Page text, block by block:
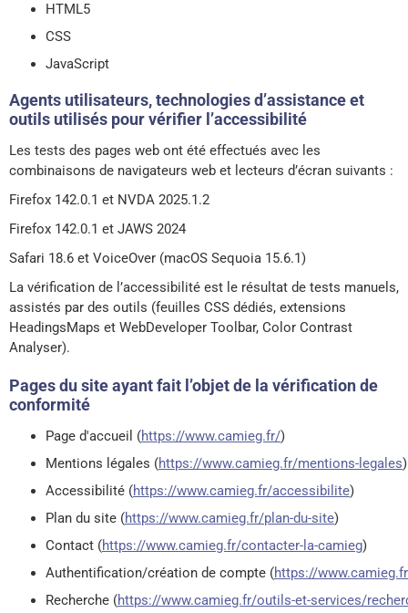
HTML5
CSS
JavaScript
Agents utilisateurs, technologies d’assistance et
outils utilisés pour vérifier l’accessibilité
Les tests des pages web ont été effectués avec les
combinaisons de navigateurs web et lecteurs d’écran suivants :
Firefox 142.0.1 et NVDA 2025.1.2
Firefox 142.0.1 et JAWS 2024
Safari 18.6 et VoiceOver (macOS Sequoia 15.6.1)
La vérification de l’accessibilité est le résultat de tests manuels,
assistés par des outils (feuilles CSS dédiés, extensions
HeadingsMaps et WebDeveloper Toolbar, Color Contrast
Analyser).
Pages du site ayant fait l’objet de la vérification de
conformité
Page d'accueil (https://www.camieg.fr/)
Mentions légales (https://www.camieg.fr/mentions-legales)
Accessibilité (https://www.camieg.fr/accessibilite)
Plan du site (https://www.camieg.fr/plan-du-site)
Contact (https://www.camieg.fr/contacter-la-camieg)
Authentification/création de compte (https://
Recherche (https://www.camieg.fr/outils-et-services/